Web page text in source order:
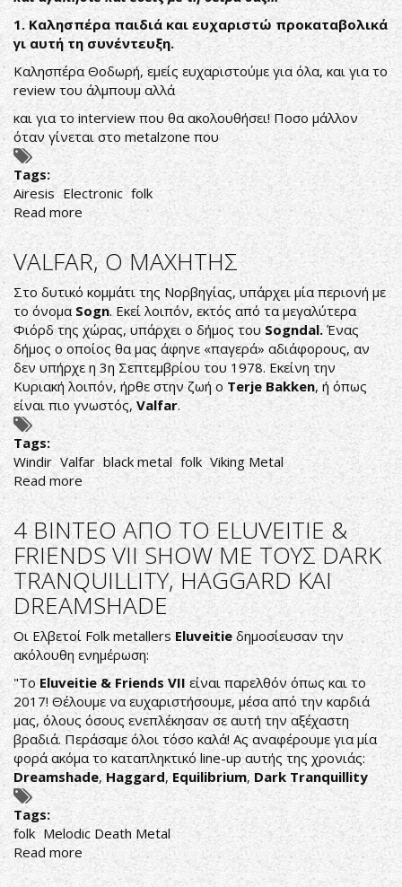
1. Καλησπέρα παιδιά και ευχαριστώ προκαταβολικά
γι αυτή τη συνέντευξη.
Καλησπέρα Θoδωρή, εμείς ευχαριστούμε για όλα, και για το
review του άλμπουμ αλλά
και για το interview που θα ακολουθήσει! Ποσο μάλλον
όταν γίνεται στο metalzone που
Tags:
Airesis Electronic folk
Read more about
Αιρετική
συνέντευξη
για...
αιρετικούς
ακροατές...
VALFAR, Ο ΜΑΧΗΤΗΣ
Στο δυτικό κομμάτι της Νορβηγίας, υπάρχει μία περιονή με
το όνομα Sogn. Εκεί λοιπόν, εκτός από τα μεγαλύτερα
Φιόρδ της χώρας, υπάρχει ο δήμος του Sogndal.Ένας
δήμος ο οποίος θα μας άφηνε «παγερά» αδιάφορους, αν
δεν υπήρχε η 3η Σεπτεμβρίου του 1978. Εκείνη την
Κυριακή λοιπόν, ήρθε στην ζωή ο Terje Bakken, ή όπως
είναι πιο γνωστός,Valfar.
Tags:
Windir Valfar black metal folk Viking Metal
Read more about
VALFAR,
Ο
ΜΑΧΗΤΗΣ
4 ΒΙΝΤΕΟ ΑΠΟ ΤΟ ELUVEITIE &
FRIENDS VII SHOW ΜΕ ΤΟΥΣ DARK
TRANQUILLITY, HAGGARD ΚΑΙ
DREAMSHADE
Οι Ελβετοί Folk metallersEluveitie δημοσίευσαν την
ακόλουθη ενημέρωση:
"ToEluveitie& Friends VII είναι παρελθόν όπως και το
2017! Θέλουμε να ευχαριστήσουμε, μέσα από την καρδιά
μας, όλους όσους ενεπλέκησαν σε αυτή την αξέχαστη
βραδιά. Περάσαμε όλοι τόσο καλά! Ας αναφέρουμε για μία
φορά ακόμα το καταπληκτικό line-up αυτής της χρονιάς:
Dreamshade,Haggard, Equilibrium, Dark Tranquillity
Tags:
folk Melodic Death Metal
Read more about